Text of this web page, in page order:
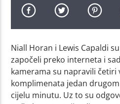
Niall Horan i Lewis Capaldi
započeli preko interneta i
kamerama su napravili četiri
komplimenata jedan
cijelu minutu. Uz to su